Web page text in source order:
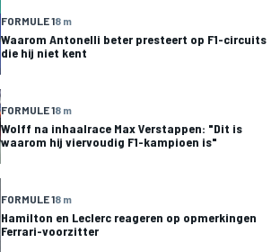
FORMULE 18 m
Waarom Antonelli beter presteert op F1-circuits
die hij niet kent
FORMULE 18 m
Wolff na inhaalrace Max Verstappen: "Dit is
waarom hij viervoudig F1-kampioen is"
FORMULE 18 m
Hamilton en Leclerc reageren op opmerkingen
Ferrari-voorzitter